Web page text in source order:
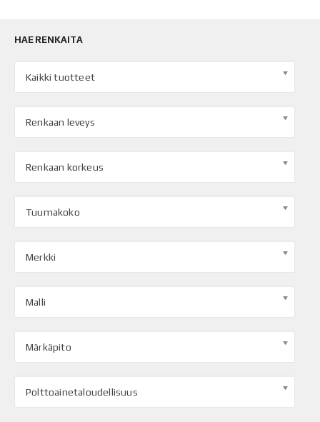
HAE RENKAITA
Kaikki tuotteet
Renkaan leveys
Renkaan korkeus
Tuumakoko
Merkki
Malli
Märkäpito
Polttoainetaloudellisuus